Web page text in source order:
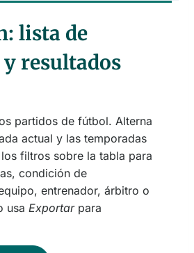
lista de
resultados
partidos de fútbol. Alterna
actual y las temporadas
filtros sobre la tabla para
condición de
entrenador, árbitro o
usa Exportarpara